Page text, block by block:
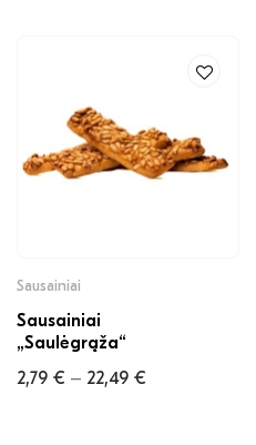
Sausainiai
Sausainiai
„Saulėgrąža“
2,79 € – 22,49 €